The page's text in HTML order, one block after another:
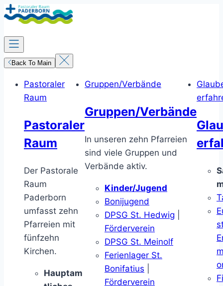
Zum
Inhalt
springen
Back To Main
Pastoraler
Raum
Pastoraler
Raum
Der Pastorale
Raum
Paderborn
umfasst zehn
Pfarreien mit
fünfzehn
Kirchen.
Hauptam
Gruppen/Verbände
Gruppen/Verbände
In unseren zehn Pfarreien
sind viele Gruppen und
Verbände aktiv.
Kinder/Jugend
Bonijugend
DPSG St. Hedwig
Förderverein
DPSG St. Meinolf
Ferienlager St.
Bonifatius
Förderverein